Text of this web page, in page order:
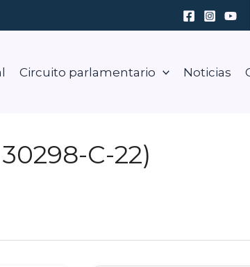
Circuito parlamentario Noticias
C-22)